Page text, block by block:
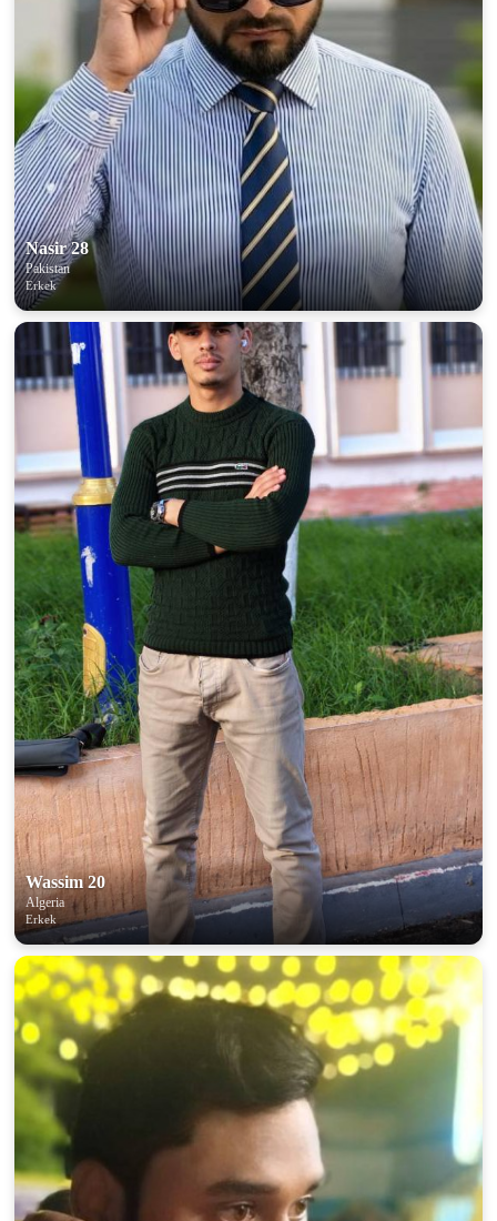
Nasir 28
Pakistan
Erkek
Wassim 20
Algeria
Erkek